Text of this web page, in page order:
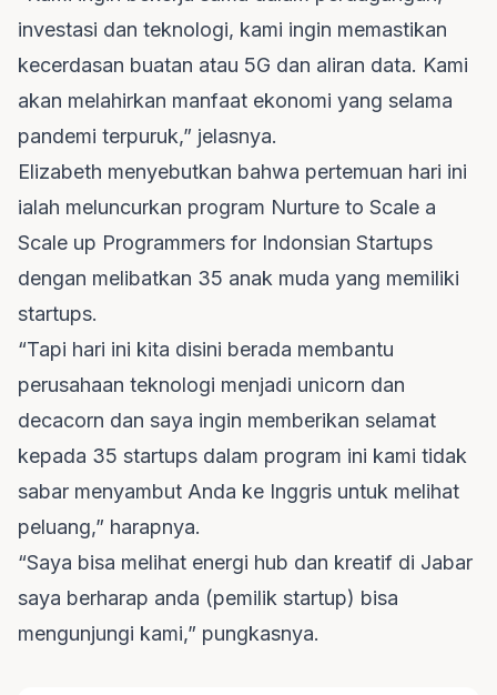
investasi dan teknologi, kami ingin memastikan
kecerdasan buatan atau 5G dan aliran data. Kami
akan melahirkan manfaat ekonomi yang selama
pandemi terpuruk,” jelasnya.
Elizabeth menyebutkan bahwa pertemuan hari ini
ialah meluncurkan program Nurture to Scale a
Scale up Programmers for Indonsian Startups
dengan melibatkan 35 anak muda yang memiliki
startups.
“Tapi hari ini kita disini berada membantu
perusahaan teknologi menjadi unicorn dan
decacorn dan saya ingin memberikan selamat
kepada 35 startups dalam program ini kami tidak
sabar menyambut Anda ke Inggris untuk melihat
peluang,” harapnya.
“Saya bisa melihat energi hub dan kreatif di Jabar
saya berharap anda (pemilik startup) bisa
mengunjungi kami,” pungkasnya.